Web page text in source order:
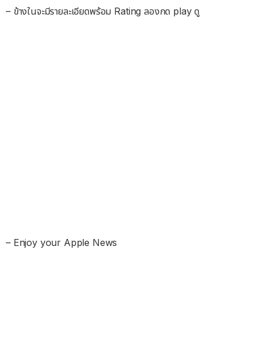
– ข้างในจะมีรายละเอียดพร้อม Rating ลองกด play ดู
– Enjoy your Apple News